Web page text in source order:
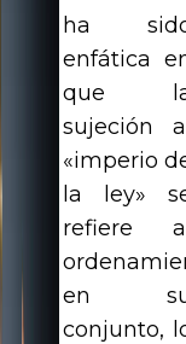
ha
enfática
que
sujeción al
«imperio
la ley»
refiere al
en
conjunto,